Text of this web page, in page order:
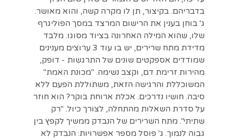
בדבריהם. בקיצור, תן לו מקרה קשה, והוא מאושר.
ג' בוחן בענין את הרישום המרצד במסך הפוליגרף
שלו, שהוא המילה האחרונה בציוד מסוגו. מלבד
מדידת מתח שרירים, יש בו עוד 3 ערוצים מענינים
שמודדים אספקטים שונים של התרגשות - דופק,
מהירות זרימת דם, וקצב נשימה. "מכונת האמת"
המשוכללת והרגישה הזאת, משתוללת הפעם ללא
סיבה. חושיו נדרכים. אכלת ארוחת בוקר? הוא חוזר
על סדרת השאלות מהתחלה, לצורך כיול. "רק
שתיתי". מתח השרירים של הנבדק ממשיך לקפץ בין
גבוה לנמוך. ג' פוסל מספר אפשרויות: הנבדק לא